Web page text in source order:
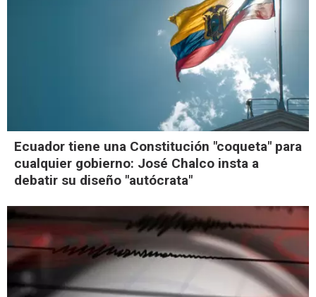
Ecuador tiene una Constitución "coqueta" para
cualquier gobierno: José Chalco insta a
debatir su diseño "autócrata"